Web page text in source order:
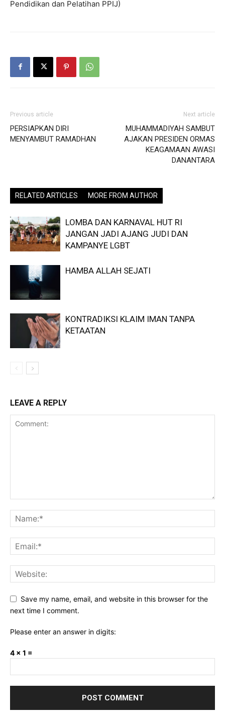
Pendidikan dan Pelatihan PPIJ)
Previous article
PERSIAPKAN DIRI
MENYAMBUT RAMADHAN
Next article
MUHAMMADIYAH SAMBUT
AJAKAN PRESIDEN ORMAS
KEAGAMAAN AWASI
DANANTARA
RELATED ARTICLES MORE FROM AUTHOR
LOMBA DAN KARNAVAL HUT RI
JANGAN JADI AJANG JUDI DAN
KAMPANYE LGBT
HAMBA ALLAH SEJATI
KONTRADIKSI KLAIM IMAN TANPA
KETAATAN
LEAVE A REPLY
Save my name, email, and website in this browser for the
next time I comment.
Please enter an answer in digits:
4 × 1 =